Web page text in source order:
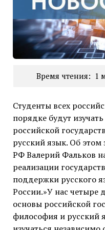
Время чтения: 1
Студенты всех
порядке будут
российской
русский язык. Об
РФ Валерий Фальков
реализации
поддержки русского
России.»У нас четыре
основы российской
философия и русский